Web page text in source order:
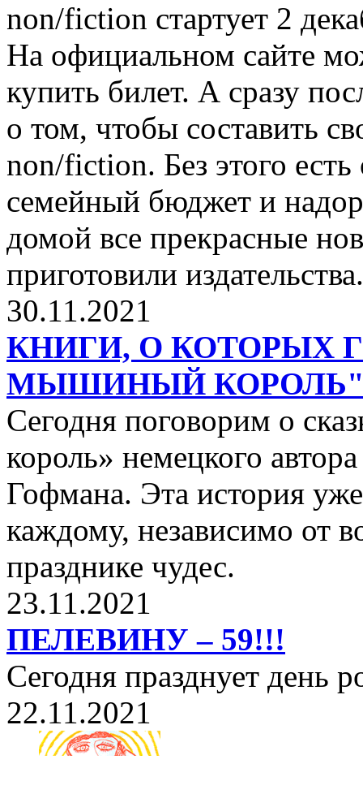
non/fiction стартует 2
На официальном сайте
купить билет. А сразу
о том, чтобы составить
non/fiction. Без этого есть
семейный бюджет и
домой все прекрасные
приготовили издательства.
30.11.2021
КНИГИ, О КОТОРЫХ
МЫШИНЫЙ
Сегодня поговорим о
король» немецкого
Гофмана. Эта история
каждому, независимо от
празднике чудес.
23.11.2021
ПЕЛЕВИНУ – 59!!!
Сегодня празднует день
22.11.2021